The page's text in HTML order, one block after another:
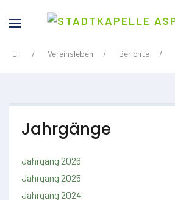
Vereinsleben Berichte
Jahrgänge
Jahrgang 2026
Jahrgang 2025
Jahrgang 2024